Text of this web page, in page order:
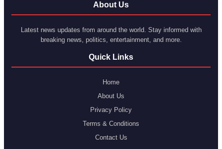
About Us
Latest news updates from around the world. Stay informed with
breaking news, politics, entertainment, and more.
Quick Links
Home
About Us
Privacy Policy
Terms & Conditions
Contact Us